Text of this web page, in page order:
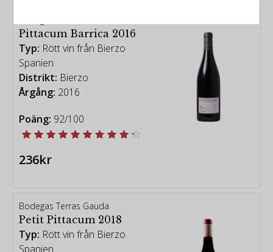
Pittacum Barrica 2016
Typ: Rött vin från Bierzo
Spanien
Distrikt: Bierzo
Årgång: 2016
Poäng: 92/100
236kr
Bodegas Terras Gauda
Petit Pittacum 2018
Typ: Rött vin från Bierzo
Spanien